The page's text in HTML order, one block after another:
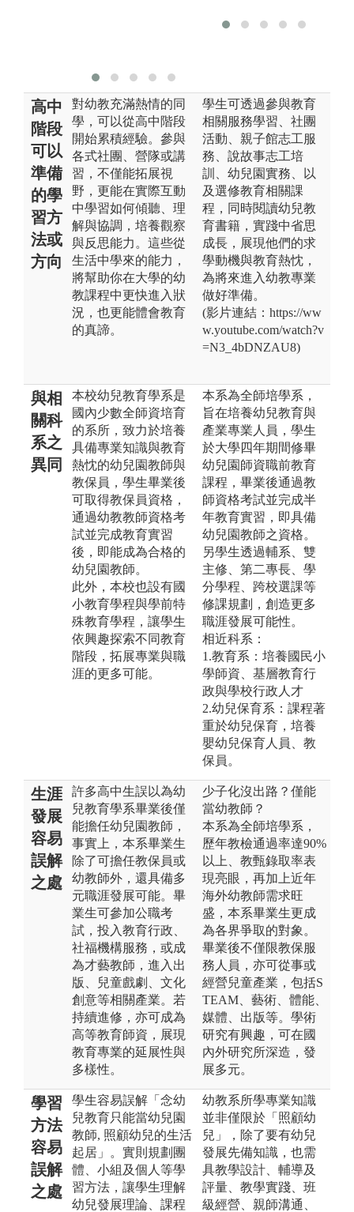
高中
階段
可以
準備
的學
習方
法或
方向
對幼教充滿熱情的同
學，可以從高中階段
開始累積經驗。參與
各式社團、營隊或講
習，不僅能拓展視
野，更能在實際互動
中學習如何傾聽、理
解與協調，培養觀察
與反思能力。這些從
生活中學來的能力，
將幫助你在大學的幼
教課程中更快進入狀
況，也更能體會教育
的真諦。
學生可透過參與教育
相關服務學習、社團
活動、親子館志工服
務、說故事志工培
訓、幼兒園實務、以
及選修教育相關課
程，同時閱讀幼兒教
育書籍，實踐中省思
成長，展現他們的求
學動機與教育熱忱，
為將來進入幼教專業
做好準備。
(影片連結：https://ww
w.youtube.com/watch?v
=N3_4bDNZAU8)
與相
關科
系之
異同
本校幼兒教育學系是
國內少數全師資培育
的系所，致力於培養
具備專業知識與教育
熱忱的幼兒園教師與
教保員，學生畢業後
可取得教保員資格，
通過幼教教師資格考
試並完成教育實習
後，即能成為合格的
幼兒園教師。
此外，本校也設有國
小教育學程與學前特
殊教育學程，讓學生
依興趣探索不同教育
階段，拓展專業與職
涯的更多可能。
本系為全師培學系，
旨在培養幼兒教育與
產業專業人員，學生
於大學四年期間修畢
幼兒園師資職前教育
課程，畢業後通過教
師資格考試並完成半
年教育實習，即具備
幼兒園教師之資格。
另學生透過輔系、雙
主修、第二專長、學
分學程、跨校選課等
修課規劃，創造更多
職涯發展可能性。
相近科系：
1.教育系：培養國民小
學師資、基層教育行
政與學校行政人才
2.幼兒保育系：課程著
重於幼兒保育，培養
嬰幼兒保育人員、教
保員。
生涯
發展
容易
誤解
之處
許多高中生誤以為幼
兒教育學系畢業後僅
能擔任幼兒園教師，
事實上，本系畢業生
除了可擔任教保員或
幼教師外，還具備多
元職涯發展可能。畢
業生可參加公職考
試，投入教育行政、
社福機構服務，或成
為才藝教師，進入出
版、兒童戲劇、文化
創意等相關產業。若
持續進修，亦可成為
高等教育師資，展現
教育專業的延展性與
多樣性。
少子化沒出路？僅能
當幼教師？
本系為全師培學系，
歷年教檢通過率達90%
以上、教甄錄取率表
現亮眼，再加上近年
海外幼教師需求旺
盛，本系畢業生更成
為各界爭取的對象。
畢業後不僅限教保服
務人員，亦可從事或
經營兒童產業，包括S
TEAM、藝術、體能、
媒體、出版等。學術
研究有興趣，可在國
內外研究所深造，發
展多元。
學習
方法
容易
誤解
之處
學生容易誤解「念幼
兒教育只能當幼兒園
教師, 照顧幼兒的生活
起居」。實則規劃團
體、小組及個人等學
習方法，讓學生理解
幼兒發展理論、課程
幼教系所學專業知識
並非僅限於「照顧幼
兒」，除了要有幼兒
發展先備知識，也需
具教學設計、輔導及
評量、教學實踐、班
級經營、親師溝通、